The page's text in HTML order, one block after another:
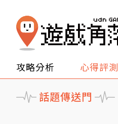
攻略分析 心得評測
話題傳送門